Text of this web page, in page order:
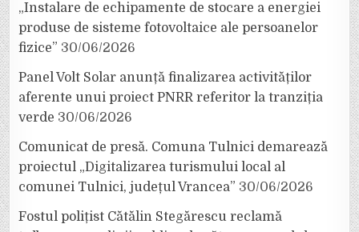
„Instalare de echipamente de stocare a energiei
produse de sisteme fotovoltaice ale persoanelor
fizice” 30/06/2026
Panel Volt Solar anunță finalizarea activităților
aferente unui proiect PNRR referitor la tranziția
verde 30/06/2026
Comunicat de presă. Comuna Tulnici demarează
proiectul „Digitalizarea turismului local al
comunei Tulnici, județul Vrancea” 30/06/2026
Fostul polițist Cătălin Stegărescu reclamă